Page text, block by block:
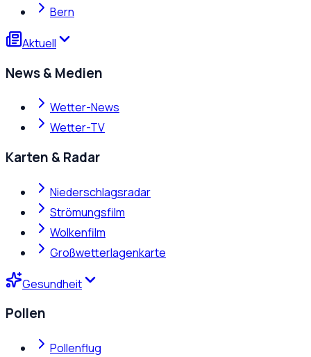
Bern
Aktuell
News & Medien
Wetter-News
Wetter-TV
Karten & Radar
Niederschlagsradar
Strömungsfilm
Wolkenfilm
Großwetterlagenkarte
Gesundheit
Pollen
Pollenflug